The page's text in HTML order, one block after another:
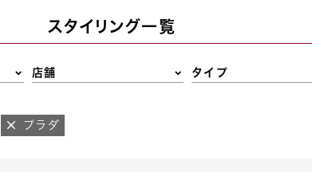
スタイリング一覧
店舗 タイプ
プラダ